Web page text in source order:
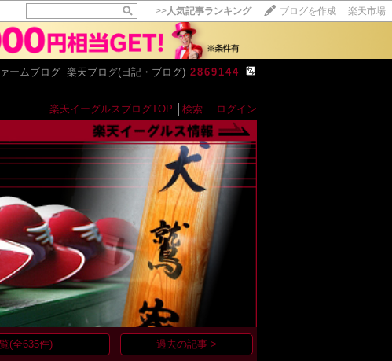
>>人気記事ランキング ブログを作成 楽天市場
ームブログ 楽天ブログ(日記・ブログ) 2869144
楽天イーグルスブログTOP 検索 ｜ ログイン15記事にいいね！で1ポイント
いいね!
(全635件) 過去の記事 >